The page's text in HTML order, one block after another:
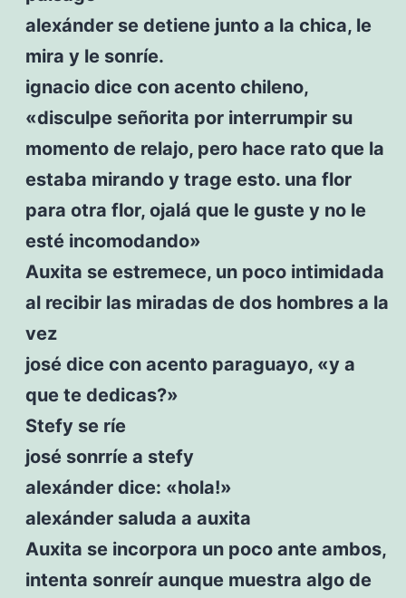
alexánder se detiene junto a la chica, le
mira y le sonríe.
ignacio dice con acento chileno,
«disculpe señorita por interrumpir su
momento de relajo, pero hace rato que la
estaba mirando y trage esto. una flor
para otra flor, ojalá que le guste y no le
esté incomodando»
Auxita se estremece, un poco intimidada
al recibir las miradas de dos hombres a la
vez
josé dice con acento paraguayo, «y a
que te dedicas?»
Stefy se ríe
josé sonrríe a stefy
alexánder dice: «hola!»
alexánder saluda a auxita
Auxita se incorpora un poco ante ambos,
intenta sonreír aunque muestra algo de